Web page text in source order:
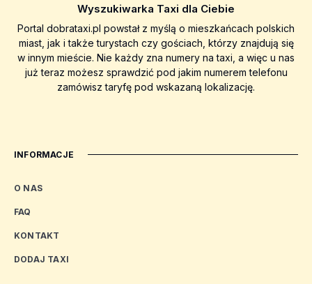
Wyszukiwarka Taxi dla Ciebie
Portal dobrataxi.pl powstał z myślą o mieszkańcach polskich
miast, jak i także turystach czy gościach, którzy znajdują się
w innym mieście. Nie każdy zna numery na taxi, a więc u nas
już teraz możesz sprawdzić pod jakim numerem telefonu
zamówisz taryfę pod wskazaną lokalizację.
INFORMACJE
O NAS
FAQ
KONTAKT
DODAJ TAXI